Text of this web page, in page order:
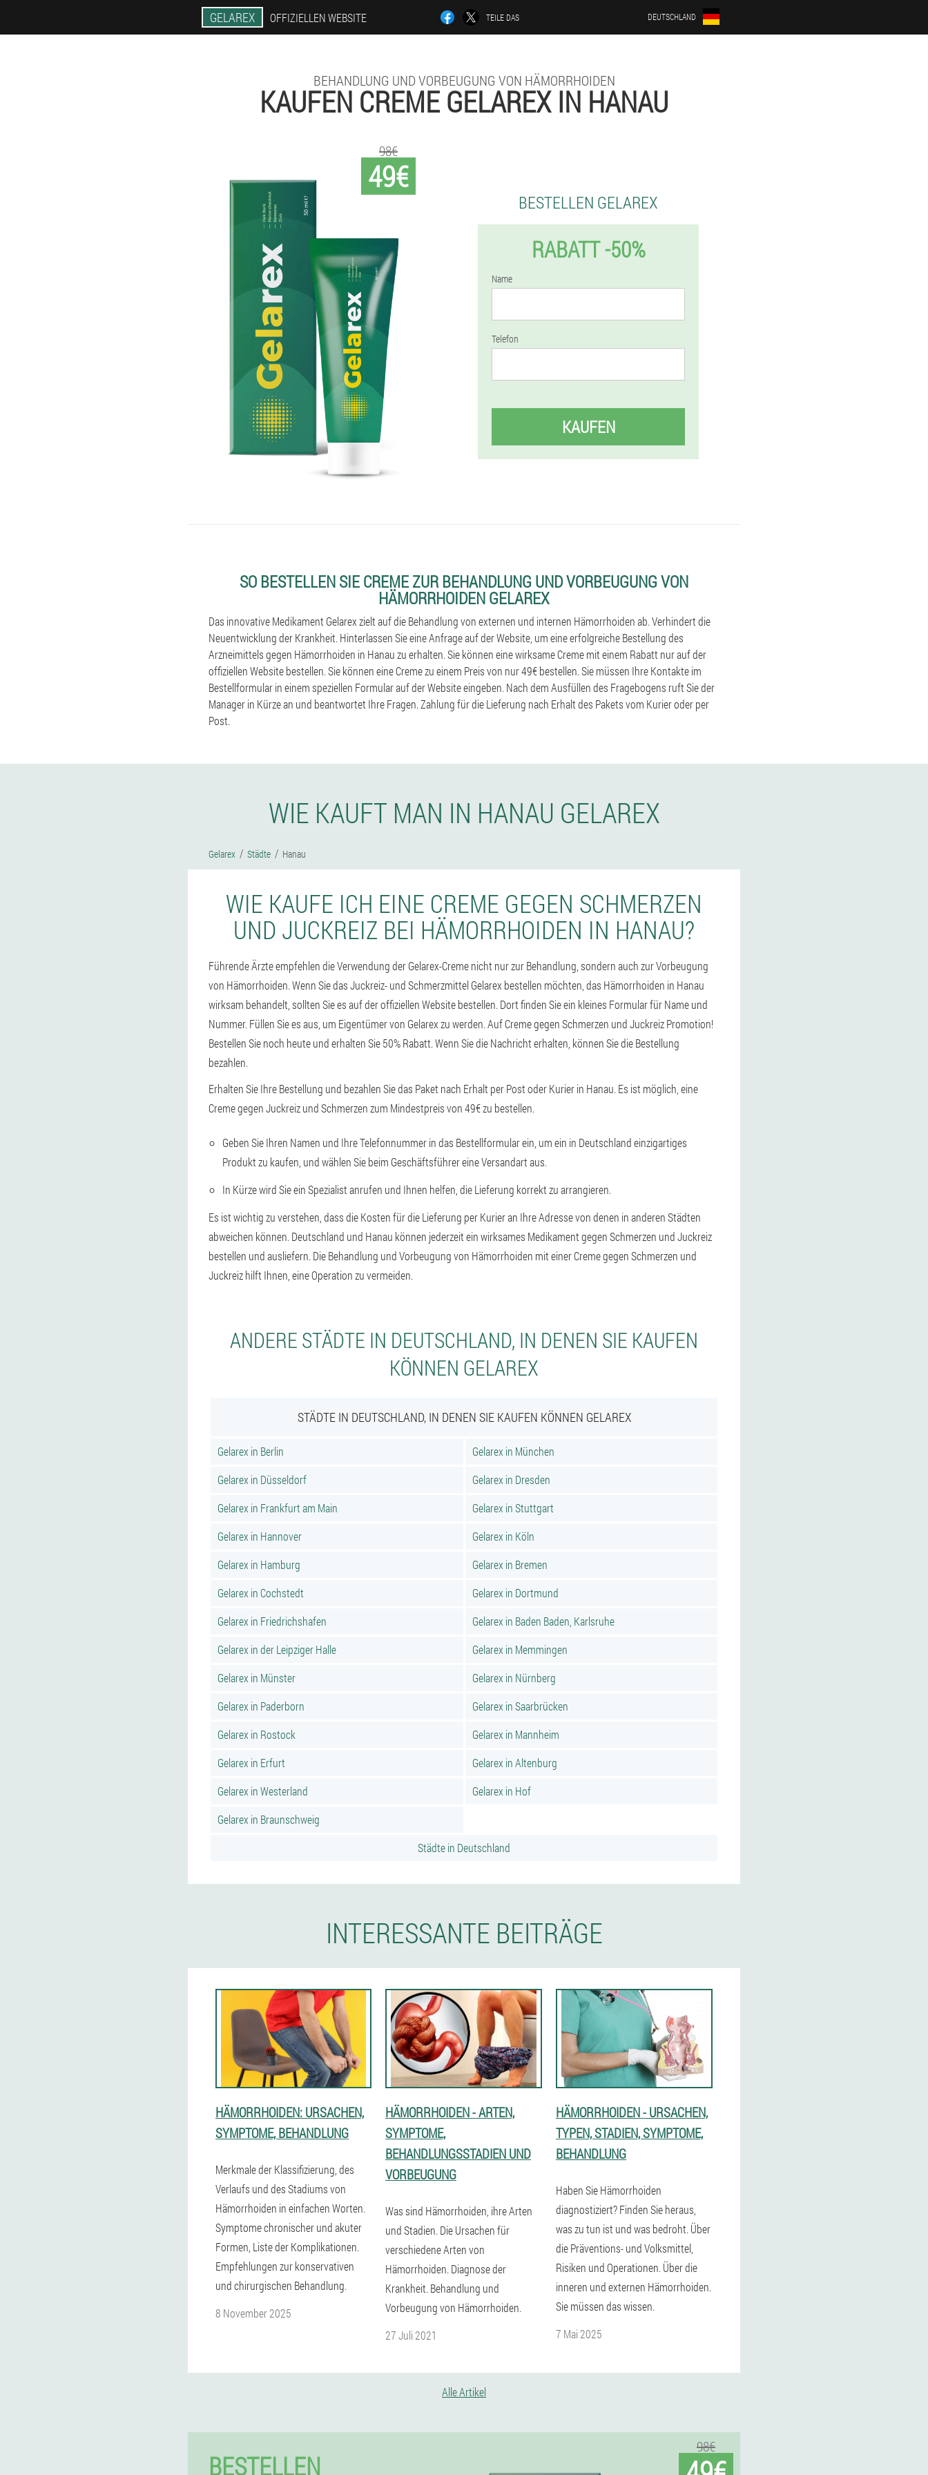
GELAREX OFFIZIELLEN WEBSITE TEILE DAS DEUTSCHLAND
BEHANDLUNG UND VORBEUGUNG VON HÄMORRHOIDEN
KAUFEN CREME GELAREX IN HANAU
49€
98€
BESTELLEN GELAREX
RABATT -50%
Name
Telefon
KAUFEN
SO BESTELLEN SIE CREME ZUR BEHANDLUNG UND VORBEUGUNG VON
HÄMORRHOIDEN GELAREX
Das innovative Medikament Gelarex zielt auf die Behandlung von externen und internen Hämorrhoiden ab. Verhindert die
Neuentwicklung der Krankheit. Hinterlassen Sie eine Anfrage auf der Website, um eine erfolgreiche Bestellung des
Arzneimittels gegen Hämorrhoiden in Hanau zu erhalten. Sie können eine wirksame Creme mit einem Rabatt nur auf der
offiziellen Website bestellen. Sie können eine Creme zu einem Preis von nur 49€ bestellen. Sie müssen Ihre Kontakte im
Bestellformular in einem speziellen Formular auf der Website eingeben. Nach dem Ausfüllen des Fragebogens ruft Sie der
Manager in Kürze an und beantwortet Ihre Fragen. Zahlung für die Lieferung nach Erhalt des Pakets vom Kurier oder per
Post.
WIE KAUFT MAN IN HANAU GELAREX
Gelarex Städte Hanau
WIE KAUFE ICH EINE CREME GEGEN SCHMERZEN
UND JUCKREIZ BEI HÄMORRHOIDEN IN HANAU?
Führende Ärzte empfehlen die Verwendung der Gelarex-Creme nicht nur zur Behandlung, sondern auch zur Vorbeugung
von Hämorrhoiden. Wenn Sie das Juckreiz- und Schmerzmittel Gelarex bestellen möchten, das Hämorrhoiden in Hanau
wirksam behandelt, sollten Sie es auf der offiziellen Website bestellen. Dort finden Sie ein kleines Formular für Name und
Nummer. Füllen Sie es aus, um Eigentümer von Gelarex zu werden. Auf Creme gegen Schmerzen und Juckreiz Promotion!
Bestellen Sie noch heute und erhalten Sie 50% Rabatt. Wenn Sie die Nachricht erhalten, können Sie die Bestellung
bezahlen.
Erhalten Sie Ihre Bestellung und bezahlen Sie das Paket nach Erhalt per Post oder Kurier in Hanau. Es ist möglich, eine
Creme gegen Juckreiz und Schmerzen zum Mindestpreis von 49€ zu bestellen.
Geben Sie Ihren Namen und Ihre Telefonnummer in das Bestellformular ein, um ein in Deutschland einzigartiges
Produkt zu kaufen, und wählen Sie beim Geschäftsführer eine Versandart aus.
In Kürze wird Sie ein Spezialist anrufen und Ihnen helfen, die Lieferung korrekt zu arrangieren.
Es ist wichtig zu verstehen, dass die Kosten für die Lieferung per Kurier an Ihre Adresse von denen in anderen Städten
abweichen können. Deutschland und Hanau können jederzeit ein wirksames Medikament gegen Schmerzen und Juckreiz
bestellen und ausliefern. Die Behandlung und Vorbeugung von Hämorrhoiden mit einer Creme gegen Schmerzen und
Juckreiz hilft Ihnen, eine Operation zu vermeiden.
ANDERE STÄDTE IN DEUTSCHLAND, IN DENEN SIE KAUFEN
KÖNNEN GELAREX
STÄDTE IN DEUTSCHLAND, IN DENEN SIE KAUFEN KÖNNEN GELAREX
Gelarex in Berlin
Gelarex in München
Gelarex in Düsseldorf
Gelarex in Dresden
Gelarex in Frankfurt am Main
Gelarex in Stuttgart
Gelarex in Hannover
Gelarex in Köln
Gelarex in Hamburg
Gelarex in Bremen
Gelarex in Cochstedt
Gelarex in Dortmund
Gelarex in Friedrichshafen
Gelarex in Baden Baden, Karlsruhe
Gelarex in der Leipziger Halle
Gelarex in Memmingen
Gelarex in Münster
Gelarex in Nürnberg
Gelarex in Paderborn
Gelarex in Saarbrücken
Gelarex in Rostock
Gelarex in Mannheim
Gelarex in Erfurt
Gelarex in Altenburg
Gelarex in Westerland
Gelarex in Hof
Gelarex in Braunschweig
Städte in Deutschland
INTERESSANTE BEITRÄGE
HÄMORRHOIDEN: URSACHEN,
SYMPTOME, BEHANDLUNG
Merkmale der Klassifizierung, des
Verlaufs und des Stadiums von
Hämorrhoiden in einfachen Worten.
Symptome chronischer und akuter
Formen, Liste der Komplikationen.
Empfehlungen zur konservativen
und chirurgischen Behandlung.
8 November 2025
HÄMORRHOIDEN - ARTEN,
SYMPTOME,
BEHANDLUNGSSTADIEN UND
VORBEUGUNG
Was sind Hämorrhoiden, ihre Arten
und Stadien. Die Ursachen für
verschiedene Arten von
Hämorrhoiden. Diagnose der
Krankheit. Behandlung und
Vorbeugung von Hämorrhoiden.
27 Juli 2021
HÄMORRHOIDEN - URSACHEN,
TYPEN, STADIEN, SYMPTOME,
BEHANDLUNG
Haben Sie Hämorrhoiden
diagnostiziert? Finden Sie heraus,
was zu tun ist und was bedroht. Über
die Präventions- und Volksmittel,
Risiken und Operationen. Über die
inneren und externen Hämorrhoiden.
Sie müssen das wissen.
7 Mai 2025
Alle Artikel
BESTELLEN
98€